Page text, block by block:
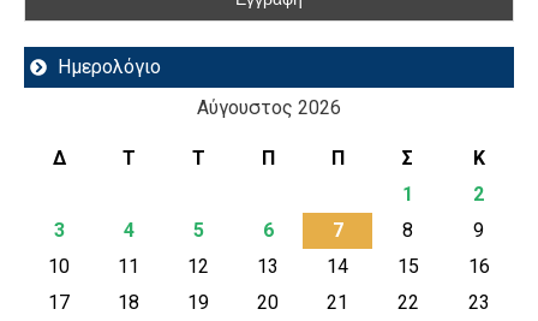
Ημερολόγιο
Αύγουστος 2026
Δ Τ Τ Π Π Σ
Κ
1
2
3
4 5 6 7 8
9
10
11 12 13 14 15
16
17
18 19 20 21 22
23